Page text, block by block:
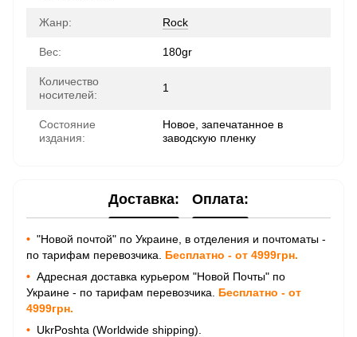
Жанр: Rock
Вес: 180gr
Количество
носителей:
1
Состояние
издания:
Новое, запечатанное в
заводскую пленку
Доставка: Оплата:
• "Новой почтой" по Украине, в отделения и почтоматы -
по тарифам перевозчика. Бесплатно - от 4999грн.
• Адресная доставка курьером "Новой Почты" по
Украине - по тарифам перевозчика. Бесплатно - от
4999грн.
• UkrPoshta (Worldwide shipping).